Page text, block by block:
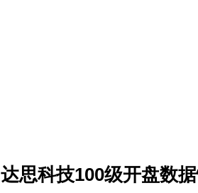
达思科技100级开盘数